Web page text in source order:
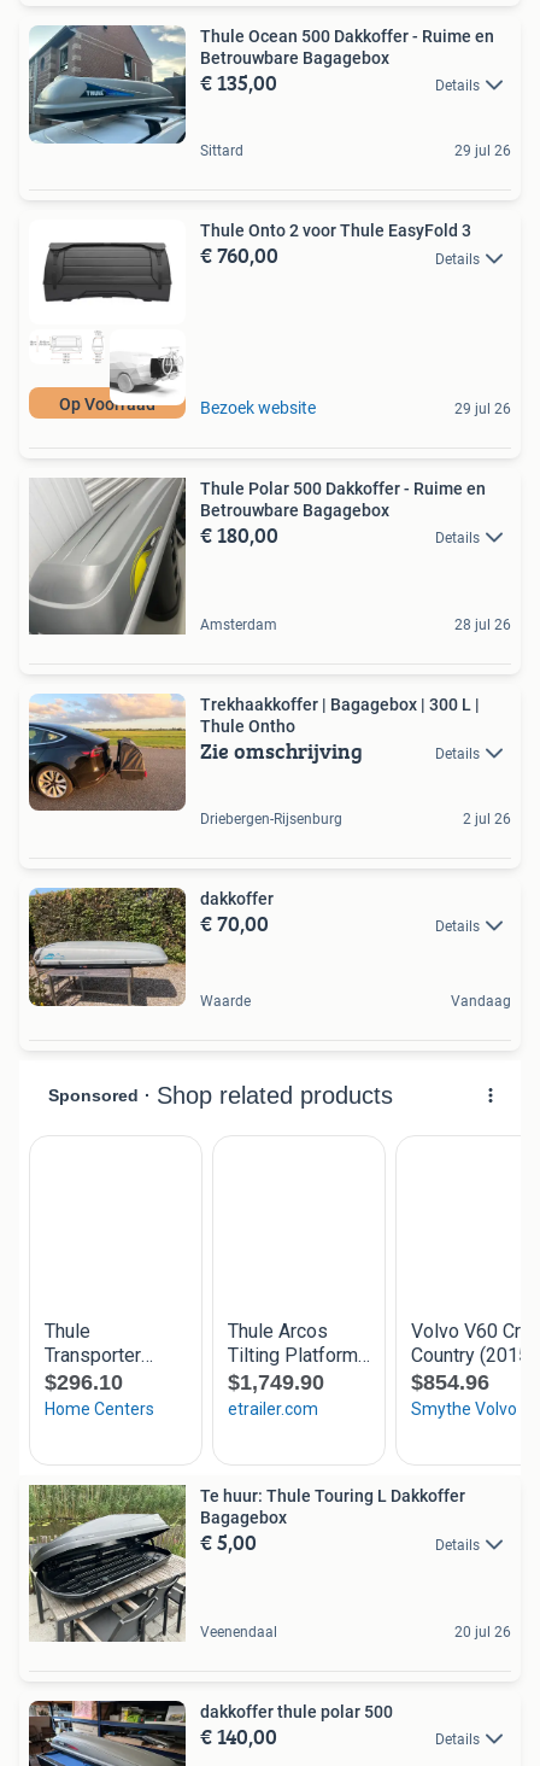
Thule Ocean 500 Dakkoffer - Ruime en
Betrouwbare Bagagebox
€ 135,00 Details
Sittard 29 jul 26
Op Voorraad
Thule Onto 2 voor Thule EasyFold 3
€ 760,00 Details
Bezoek website 29 jul 26
Thule Polar 500 Dakkoffer - Ruime en
Betrouwbare Bagagebox
€ 180,00 Details
Amsterdam 28 jul 26
Trekhaakkoffer | Bagagebox | 300 L |
Thule Ontho
Zie omschrijving Details
Driebergen-Rijsenburg 2 jul 26
dakkoffer
€ 70,00 Details
Waarde Vandaag
Te huur: Thule Touring L Dakkoffer
Bagagebox
€ 5,00 Details
Veenendaal 20 jul 26
dakkoffer thule polar 500
€ 140,00 Details